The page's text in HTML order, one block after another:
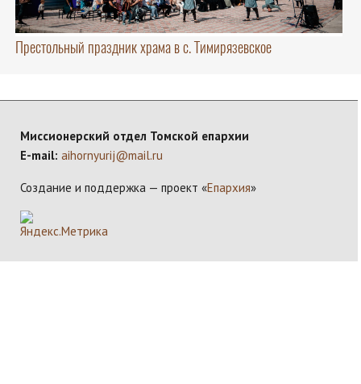
Престольный праздник храма в с. Тимирязевское
Миссионерский отдел Томской епархии
E-mail: aihornyurij@mail.ru
Создание и поддержка — проект «Епархия»